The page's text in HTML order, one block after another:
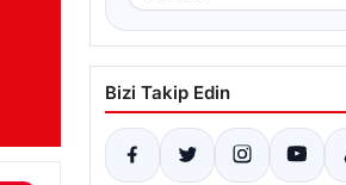
Bizi Takip Edin